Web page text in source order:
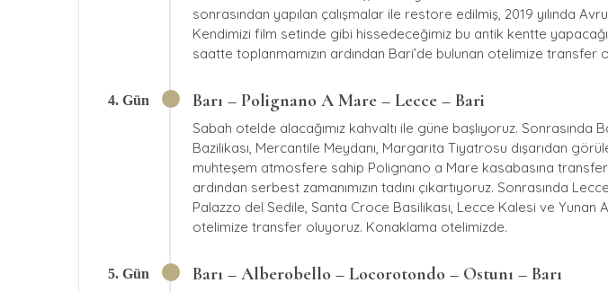
sonrasından yapılan çalışmalar ile restore edilmiş, 2019 yılında
Kendimizi film setinde gibi hissedeceğimiz bu antik kentte
saatte toplanmamızın ardından Bari’de bulunan otelimize
4. Gün Barı – Polignano A Mare – Lecce – Bari
Sabah otelde alacağımız kahvaltı ile güne başlıyoruz.
Bazilikası, Mercantile Meydanı, Margarita Tiyatrosu dışarıdan
muhteşem atmosfere sahip Polignano a Mare kasabasına
ardından serbest zamanımızın tadını çıkartıyoruz. Sonrasında
Palazzo del Sedile, Santa Croce Basilikası, Lecce Kalesi ve Yunan
otelimize transfer oluyoruz. Konaklama otelimizde.
5. Gün Barı – Alberobello – Locorotondo – Ostunı – Barı